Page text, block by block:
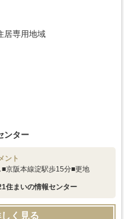
居専用地域
ンター
ント
京阪本線淀駅歩15分■更地
住まいの情報センター
く見る